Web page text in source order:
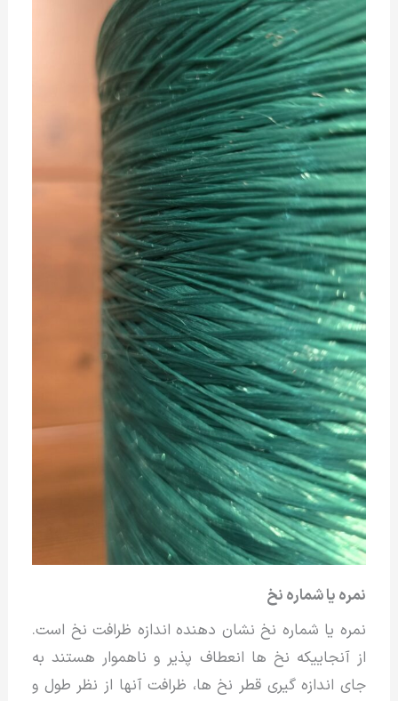
نمره یا شماره نخ
نمره یا شماره نخ نشان دهنده اندازه ظرافت نخ است.
از آنجاییکه نخ ها انعطاف پذیر و ناهموار هستند به
جای اندازه گیری قطر نخ ها، ظرافت آنها از نظر طول و